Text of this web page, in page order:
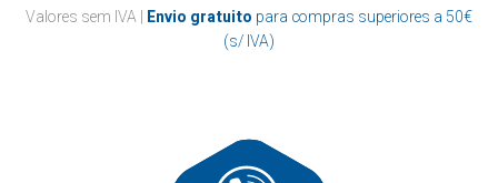
Valores sem IVA | Envio gratuito para compras superiores a 50€
(s/ IVA)